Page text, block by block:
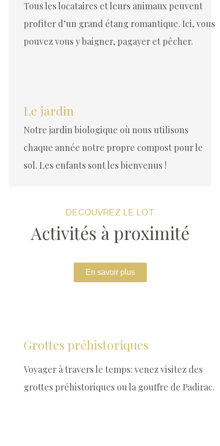
Tous les locataires et leurs animaux peuvent
profiter d’un grand étang romantique. Ici, vous
pouvez vous y baigner, pagayer et pêcher.
Le jardin
Notre jardin biologique où nous utilisons
chaque année notre propre compost pour le
sol. Les enfants sont les bienvenus !
DECOUVREZ LE LOT
Activités à proximité
En savoir plus
Grottes préhistoriques
Voyager à travers le temps: venez visitez des
grottes préhistoriques ou la gouffre de Padirac.